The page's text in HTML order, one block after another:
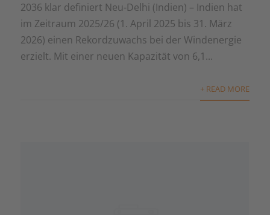
2036 klar definiert Neu-Delhi (Indien) – Indien hat
im Zeitraum 2025/26 (1. April 2025 bis 31. März
2026) einen Rekordzuwachs bei der Windenergie
erzielt. Mit einer neuen Kapazität von 6,1...
+ READ MORE